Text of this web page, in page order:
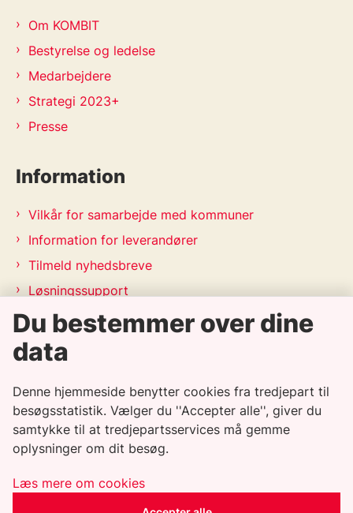
Om KOMBIT
Bestyrelse og ledelse
Medarbejdere
Strategi 2023+
Presse
Information
Vilkår for samarbejde med kommuner
Information for leverandører
Tilmeld nyhedsbreve
Løsningssupport
Releasekalender
APV-handleplan 2026
Genveje
Informationssikkerhedspolitik
Tilgængelighedserklæring
Whistleblowerordning
Du bestemmer over dine
data
Denne hjemmeside benytter cookies fra tredjepart til
besøgsstatistik. Vælger du ''Accepter alle'', giver du
samtykke til at tredjepartsservices må gemme
oplysninger om dit besøg.
Læs mere om cookies